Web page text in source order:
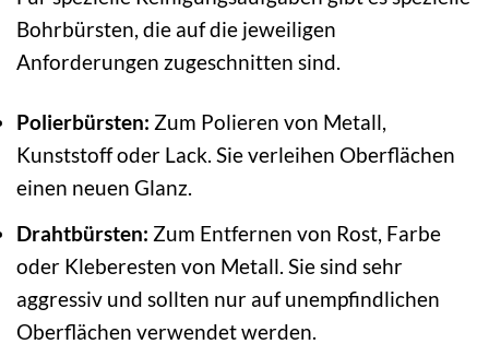
Bohrbürsten, die auf die jeweiligen
Anforderungen zugeschnitten sind.
Polierbürsten: Zum Polieren von Metall,
Kunststoff oder Lack. Sie verleihen Oberflächen
einen neuen Glanz.
Drahtbürsten: Zum Entfernen von Rost, Farbe
oder Kleberesten von Metall. Sie sind sehr
aggressiv und sollten nur auf unempfindlichen
Oberflächen verwendet werden.